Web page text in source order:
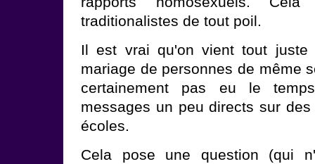
traditionalistes de tout poil.
Il est vrai qu'on vient tout
mariage de personnes de même
certainement pas eu le
messages un peu directs sur
écoles.
Cela pose une question (qui